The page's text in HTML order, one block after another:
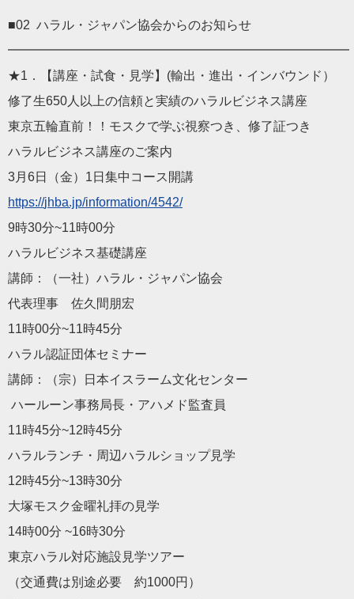
■02 ハラル ・ ジャパン協会からのお知らせ
━━━━━━━━━━━━━━━━━━━━━━━━━━━
★1．【講座・試食・見学】(輸出・進出・インバウンド）
修了生650人以上の信頼と実績のハラルビジネス講座
東京五輪直前！！モスクで学ぶ視察つき、修了証つき
ハラルビジネス講座のご案内
3月6日（金）1日集中コース開講
https://jhba.jp/information/4542/
9時30分~11時00分
ハラルビジネス基礎講座
講師：（一社） ハラル ・ ジャパン協会
代表理事 佐久間朋宏
11時00分~11時45分
ハラル認証団体セミナー
講師：（宗）
日本イスラーム文化センター
ハールーン事務局長・アハメド監査員
11時45分~12時45分
ハラルランチ・周辺ハラルショップ見学
12時45分~13時30分
大塚モスク金曜礼拝の見学
14時00分 ~16時30分
東京ハラル対応施設見学ツアー
（交通費は別途必要 約1000円）